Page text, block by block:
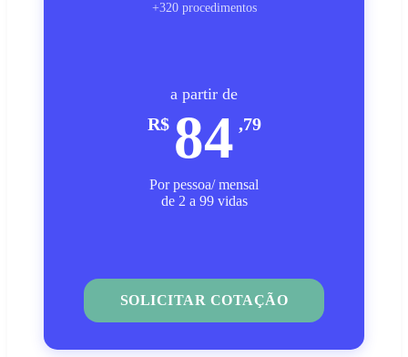
+320 procedimentos
a partir de
R$ 84 ,79
Por pessoa/ mensal
de 2 a 99 vidas
SOLICITAR COTAÇÃO